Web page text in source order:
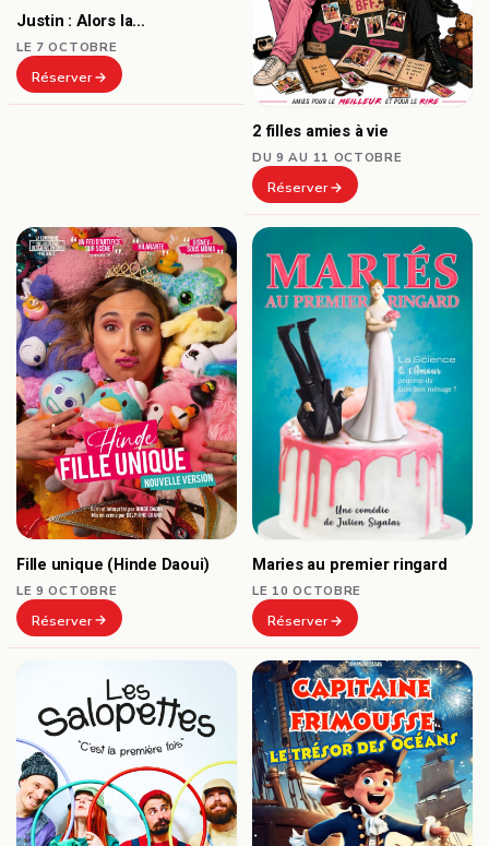
Justin : Alors la…
LE 7 OCTOBRE
Réserver
2 filles amies à vie
DU 9 AU 11 OCTOBRE
Réserver
Fille unique (Hinde Daoui)
LE 9 OCTOBRE
Réserver
Maries au premier ringard
LE 10 OCTOBRE
Réserver